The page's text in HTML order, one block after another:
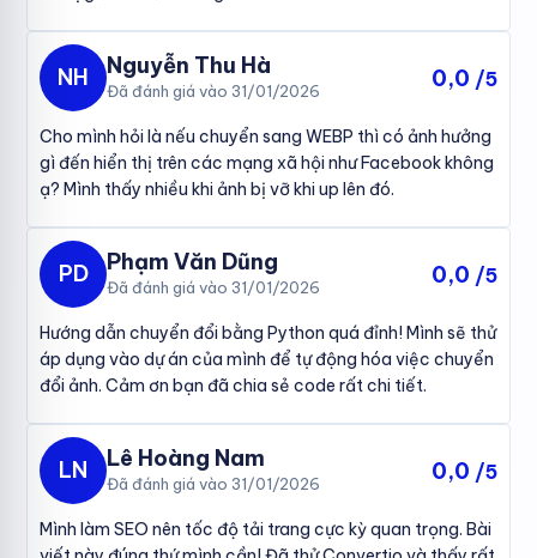
NH Nguyễn Thu Hà
Đã đánh giá vào 31/01/2026 0,0 /5
Cho mình hỏi là nếu chuyển sang WEBP thì có ảnh hưởng
gì đến hiển thị trên các mạng xã hội như Facebook không
ạ? Mình thấy nhiều khi ảnh bị vỡ khi up lên đó.
PD Phạm Văn Dũng
Đã đánh giá vào 31/01/2026 0,0 /5
Hướng dẫn chuyển đổi bằng Python quá đỉnh! Mình sẽ thử
áp dụng vào dự án của mình để tự động hóa việc chuyển
đổi ảnh. Cảm ơn bạn đã chia sẻ code rất chi tiết.
LN Lê Hoàng Nam
Đã đánh giá vào 31/01/2026 0,0 /5
Mình làm SEO nên tốc độ tải trang cực kỳ quan trọng. Bài